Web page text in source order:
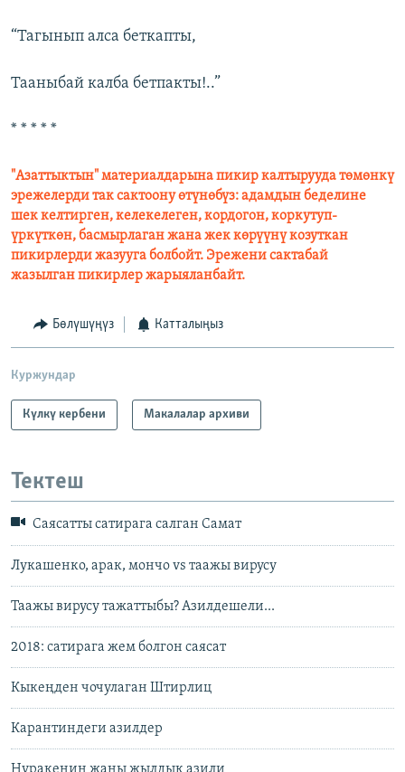
“Тагынып алса беткапты,
Тааныбай калба бетпакты!..”
* * * * *
"Азаттыктын" материалдарына пикир калтырууда төмөнкү
эрежелерди так сактоону өтүнөбүз: адамдын беделине
шек келтирген, келекелеген, кордогон, коркутуп-
үркүткөн, басмырлаган жана жек көрүүнү козуткан
пикирлерди жазууга болбойт. Эрежени сактабай
жазылган пикирлер жарыяланбайт.
Бөлүшүңүз Катталыңыз
Куржундар
Күлкү кербени Макалалар архиви
Тектеш
Саясатты сатирага салган Самат
Лукашенко, арак, мончо vs таажы вирусу
Таажы вирусу тажаттыбы? Азилдешели...
2018: сатирага жем болгон саясат
Кыкеңден чочулаган Штирлиц
Карантиндеги азилдер